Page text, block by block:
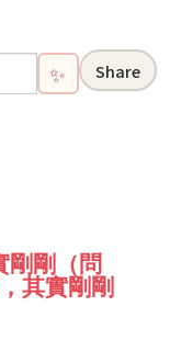
✨ Share
剛剛（問
其實剛剛